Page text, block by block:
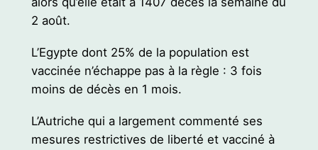
2 août.
L’Egypte dont 25% de la population est
vaccinée n’échappe pas à la règle : 3 fois
moins de décès en 1 mois.
L’Autriche qui a largement commenté ses
mesures restrictives de liberté et vacciné à